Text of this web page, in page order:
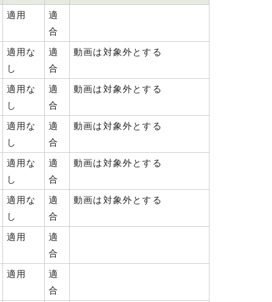
適用
適
合
適用な
し
適
合
動画は対象外とする
適用な
し
適
合
動画は対象外とする
適用な
し
適
合
動画は対象外とする
適用な
し
適
合
動画は対象外とする
適用な
し
適
合
動画は対象外とする
適用
適
合
適用
適
合